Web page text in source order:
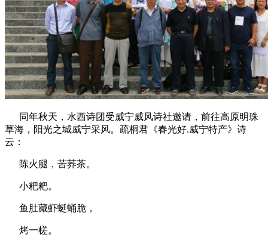
同年秋天，水西诗团受威宁威风诗社邀请，前往高原明珠
草海，阳光之城威宁采风。疏桐君《春光好.威宁特产》诗
云：
陈火腿，苦荞茶。
小粑粑。
鱼肚藏虾蜓蛹脆，
烤一槎。